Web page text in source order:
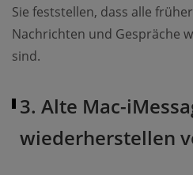
Sie feststellen, dass alle
Nachrichten und Gespräche
sind.
3. Alte Mac-
wiederherstellen